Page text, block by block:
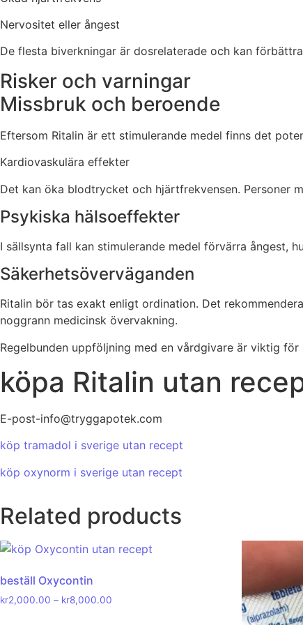
Nervositet eller ångest
De flesta biverkningar är dosrelaterade och kan
Risker och varningar
Missbruk och beroende
Eftersom Ritalin är ett stimulerande medel finns det
Kardiovaskulära effekter
Det kan öka blodtrycket och hjärtfrekvensen. Personer
Psykiska hälsoeffekter
I sällsynta fall kan stimulerande medel förvärra ångest,
Säkerhetsöverväganden
Ritalin bör tas exakt enligt ordination. Det
noggrann medicinsk övervakning.
Regelbunden uppföljning med en vårdgivare är viktig
köpa Ritalin utan
E-post-info@tryggapotek.com
köp tramadol i sverige utan recept
köp oxynorm i sverige utan recept
Related products
beställ Oxycontin
kr2,000.00 – kr8,000.00